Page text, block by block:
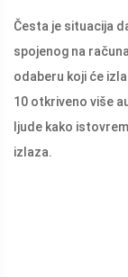
Česta je situacija
spojenog na
odaberu koji će
10 otkriveno više
ljude kako
izlaza.